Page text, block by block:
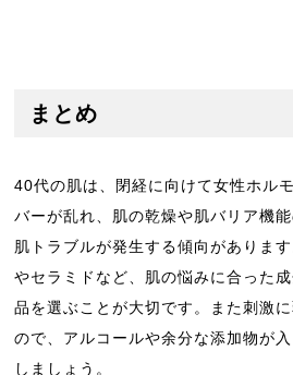
まとめ
40代の肌は、閉経に向けて女性ホル
バーが乱れ、肌の乾燥や肌バリア機
肌トラブルが発生する傾向がありま
やセラミドなど、肌の悩みに合った
品を選ぶことが大切です。また刺激
ので、アルコールや余分な添加物が
しましょう。